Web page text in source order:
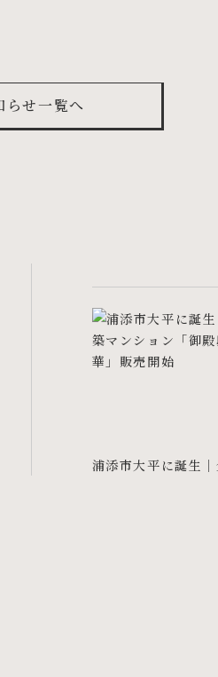
らせ一覧へ
浦添市大平に誕生